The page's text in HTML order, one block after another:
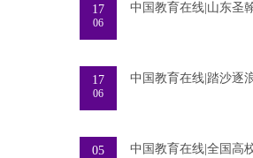
17
06
17
06
05